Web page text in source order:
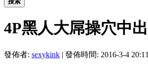
4P黑人大屌操穴中出
發佈者: sexykink | 發佈時間: 2016-3-4 20:11